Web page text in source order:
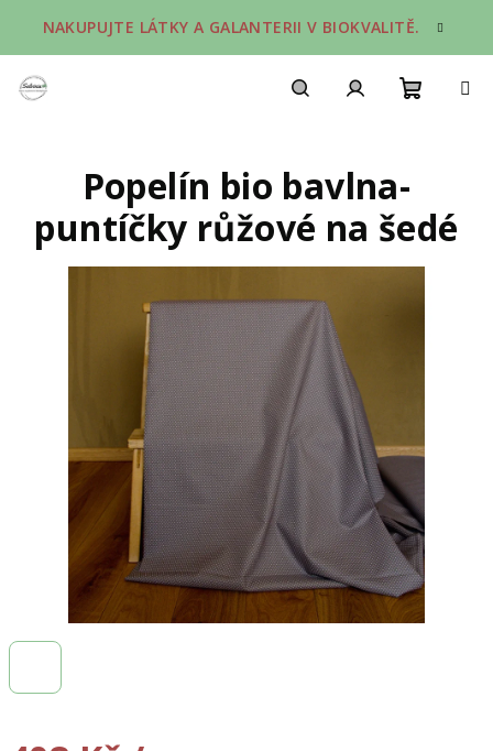
obsah
NAKUPUJTE LÁTKY A GALANTERII V BIOKVALITĚ.
košík
Popelín bio bavlna-
puntíčky růžové na šedé